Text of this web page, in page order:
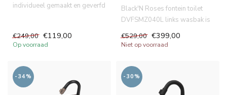
individueel gemaakt en geverfd
€249,00 €119,00
Op voorraad
Black'N Roses fontein toilet
DVFSMZ040L links wasbak is
€529,00 €399,00
Niet op voorraad
-34% -30%